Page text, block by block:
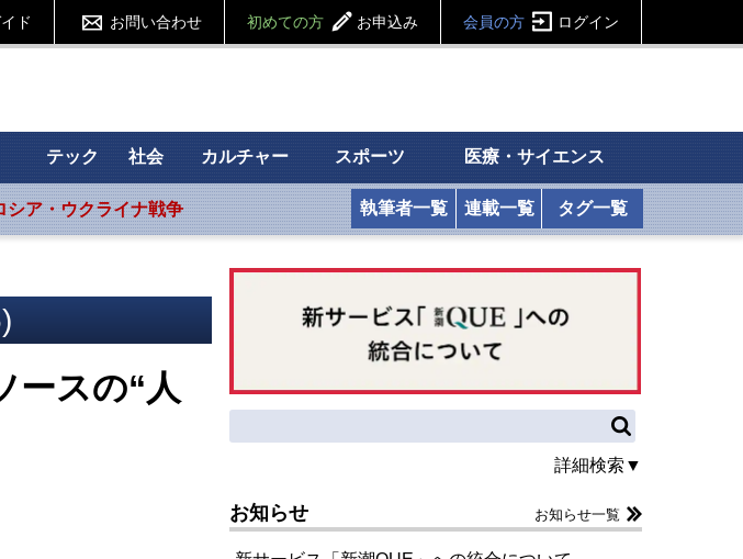
ド お問い合わせ 初めての方 お申込み 会員の方 ログイン
テック 社会 カルチャー スポーツ 医療・サイエンス
シア・ウクライナ戦争 執筆者一覧 連載一覧 タグ一覧
ースの“人
詳細検索▼
お知らせ お知らせ一覧